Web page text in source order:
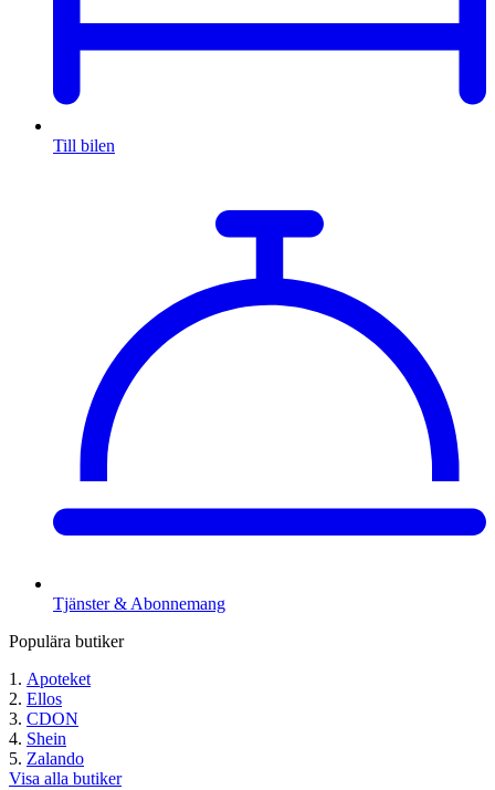
Till bilen
Tjänster & Abonnemang
Populära butiker
Apoteket
Ellos
CDON
Shein
Zalando
Visa alla butiker